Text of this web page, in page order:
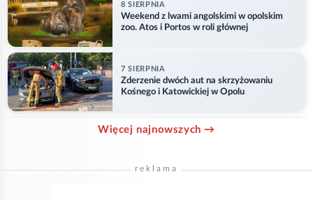
8 SIERPNIA
Weekend z lwami angolskimi w opolskim
zoo. Atos i Portos w roli głównej
7 SIERPNIA
Zderzenie dwóch aut na skrzyżowaniu
Kośnego i Katowickiej w Opolu
Więcej najnowszych →
reklama